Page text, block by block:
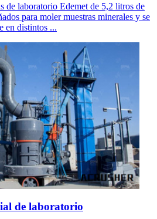
de laboratorio Edemet de 5,2 litros de
para moler muestras minerales y se
en distintos ...
de laboratorio